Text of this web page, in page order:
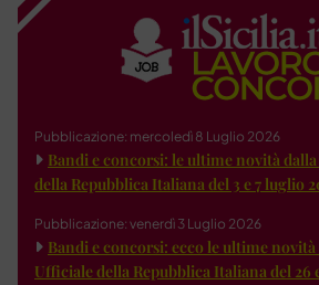
Pubblicazione: mercoledì 8 Luglio 2026
Bandi e concorsi: le ultime novità
della Repubblica Italiana del 3 e 7 luglio
Pubblicazione: venerdì 3 Luglio 2026
Bandi e concorsi: ecco le ultime novità
Ufficiale della Repubblica Italiana del 26